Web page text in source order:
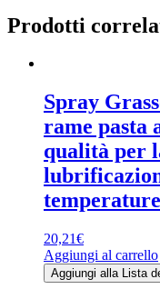
Prodotti
Spray
rame pasta
qualità per
temperature
20,21€
Aggiungi al carrello
Aggiungi alla Lista